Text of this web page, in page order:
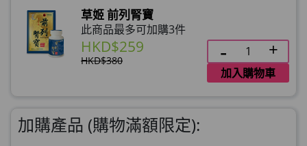
草姬 前列腎寶
此商品最多可加購3件
HKD$259
HKD$380
加入購物車
加購產品 (購物滿額限定):